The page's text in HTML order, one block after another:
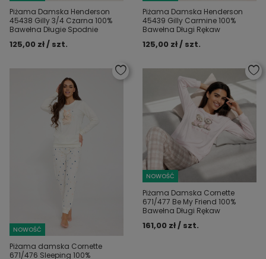
Piżama Damska Henderson
45438 Gilly 3/4 Czarna 100%
Bawełna Długie Spodnie
125,00 zł / szt.
Piżama Damska Henderson
45439 Gilly Carmine 100%
Bawełna Długi Rękaw
125,00 zł / szt.
NOWOŚĆ
Piżama damska Cornette
671/476 Sleeping 100%
NOWOŚĆ
Piżama Damska Cornette
671/477 Be My Friend 100%
Bawełna Długi Rękaw
161,00 zł / szt.